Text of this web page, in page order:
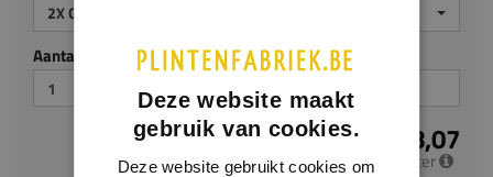
2X GEGROND
Aantal stuks
€ 8,07
per meter
Deze website maakt
gebruik van cookies.
Deze website gebruikt cookies om